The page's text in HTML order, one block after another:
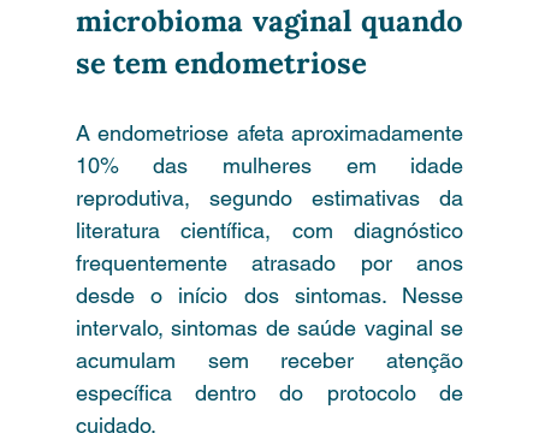
microbioma vaginal quando
se tem endometriose
A endometriose afeta aproximadamente
10% das mulheres em idade
reprodutiva, segundo estimativas da
literatura científica, com diagnóstico
frequentemente atrasado por anos
desde o início dos sintomas. Nesse
intervalo, sintomas de saúde vaginal se
acumulam sem receber atenção
específica dentro do protocolo de
cuidado.